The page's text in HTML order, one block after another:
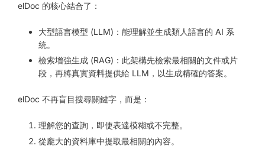
elDoc 的核心結合了：
大型語言模型 (LLM)：能理解並生成類人語言的 AI 系
統。
檢索增強生成 (RAG)：此架構先檢索最相關的文件或片
段，再將真實資料提供給 LLM，以生成精確的答案。
elDoc 不再盲目搜尋關鍵字，而是：
理解您的查詢，即使表達模糊或不完整。
從龐大的資料庫中提取最相關的內容。